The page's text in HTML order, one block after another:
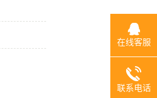
在线客服
联系电话